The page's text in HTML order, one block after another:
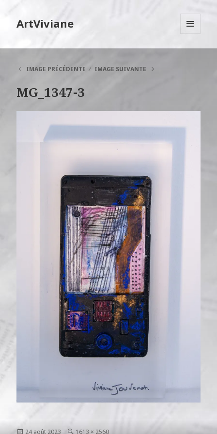
ArtViviane
IMAGE PRÉCÉDENTE
IMAGE SUIVANTE
MG_1347-3
Publié
24 août 2023 Taille
1613 × 2560